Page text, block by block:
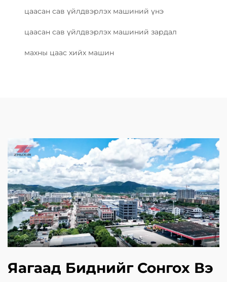
цаасан сав үйлдвэрлэх машиний үнэ
цаасан сав үйлдвэрлэх машиний зардал
махны цаас хийх машин
Яагаад Биднийг Сонгох Вэ